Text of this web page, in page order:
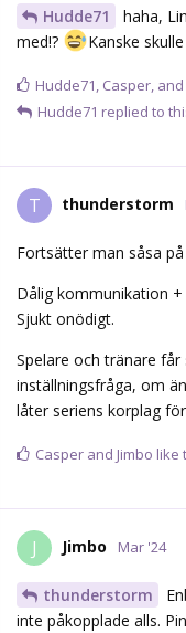
Hudde71
haha,
med!?
Kanske
Hudde71, Casper, and
Hudde71 replied to
T thunderstorm
Fortsätter man såsa
Dålig kommunikation
Sjukt onödigt.
Spelare och tränare
inställningsfråga, om
låter seriens korplag
Casper and Jimbo like
J Jimbo Mar '24
thunderstorm
inte påkopplade alls.